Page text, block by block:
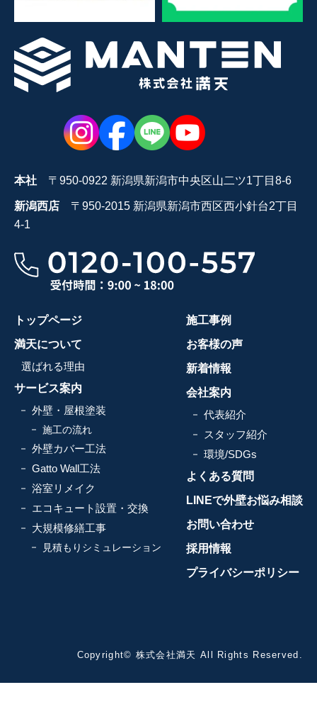
本社 〒950-0922 新潟県新潟市中央区山二ツ1丁目8-6
新潟西店 〒950-2015 新潟県新潟市西区西小針台2丁目
4-1
トップページ
満天について
選ばれる理由
サービス案内
外壁・屋根塗装
施工の流れ
外壁カバー工法
Gatto Wall工法
浴室リメイク
エコキュート設置・交換
大規模修繕工事
見積もりシミュレーション
施工事例
お客様の声
新着情報
会社案内
代表紹介
スタッフ紹介
環境/SDGs
よくある質問
LINEで外壁お悩み相談
お問い合わせ
採用情報
プライバシーポリシー
Copyright© 株式会社満天 All Rights Reserved.